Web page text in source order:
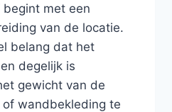
met een
van de locatie.
belang dat het
degelijk is
gewicht van de
wandbekleding te